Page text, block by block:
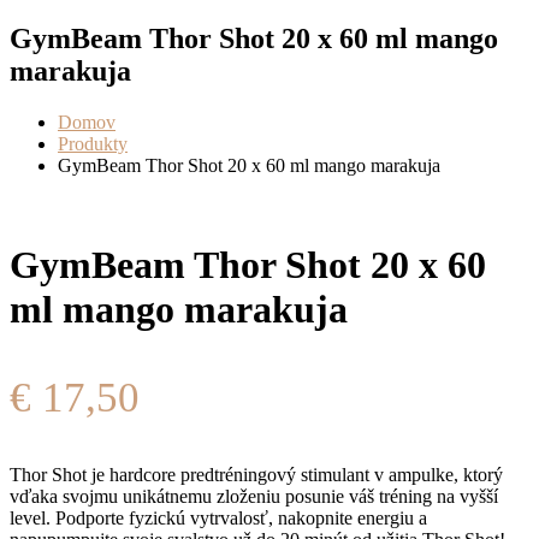
GymBeam Thor Shot 20 x 60 ml mango
marakuja
Domov
Produkty
GymBeam Thor Shot 20 x 60 ml mango marakuja
GymBeam Thor Shot 20 x 60
ml mango marakuja
€ 17,50
Thor Shot je hardcore predtréningový stimulant v ampulke, ktorý
vďaka svojmu unikátnemu zloženiu posunie váš tréning na vyšší
level. Podporte fyzickú vytrvalosť, nakopnite energiu a